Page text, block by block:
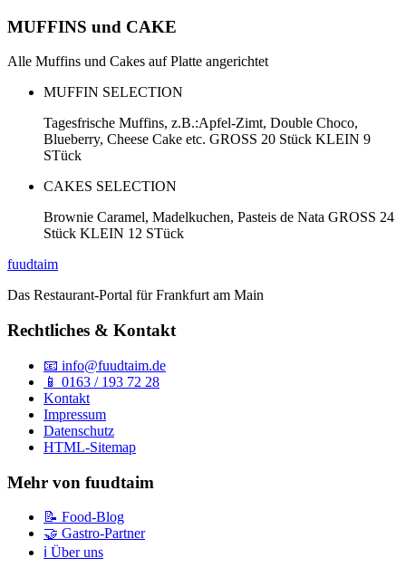
MUFFINS und CAKE
Alle Muffins und Cakes auf Platte angerichtet
MUFFIN SELECTION
Tagesfrische Muffins, z.B.:Apfel-Zimt, Double Choco,
Blueberry, Cheese Cake etc. GROSS 20 Stück KLEIN 9
STück
CAKES SELECTION
Brownie Caramel, Madelkuchen, Pasteis de Nata GROSS 24
Stück KLEIN 12 STück
fuudtaim
Das Restaurant-Portal für Frankfurt am Main
Rechtliches & Kontakt
📧 info@fuudtaim.de
📱 0163 / 193 72 28
Kontakt
Impressum
Datenschutz
HTML-Sitemap
Mehr von fuudtaim
📝 Food-Blog
🤝 Gastro-Partner
ℹ️ Über uns